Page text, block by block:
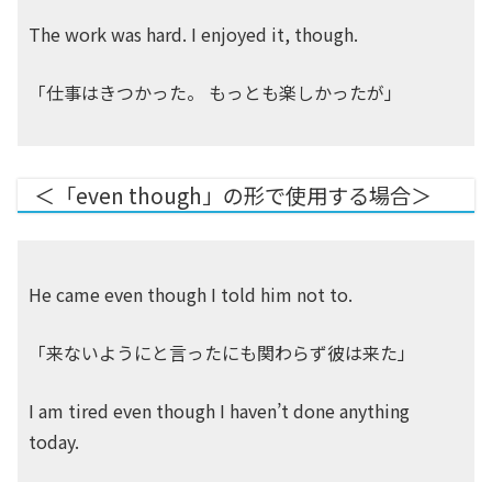
The work was hard. I enjoyed it, though.
「仕事はきつかった。 もっとも楽しかったが」
＜「even though」の形で使用する場合＞
He came even though I told him not to.
「来ないようにと言ったにも関わらず彼は来た」
I am tired even though I haven’t done anything
today.